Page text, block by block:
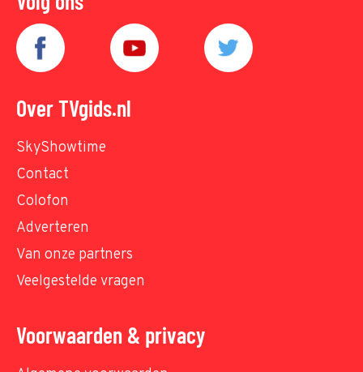
Over TVgids.nl
SkyShowtime
Contact
Colofon
Adverteren
Van onze partners
Veelgestelde vragen
Voorwaarden & privacy